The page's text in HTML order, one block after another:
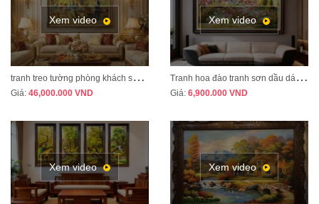
Xem video
t
ranh treo tường phòng khách sang trọng phong cách tân cổ điển mã CD02
Giá: 46,000.000 VND
Xem video
T
ranh hoa đào tranh sơn dầu dát vàng vẽ thủ công MÃ HD07
Giá: 6,900.000 VND
Xem video Xem video